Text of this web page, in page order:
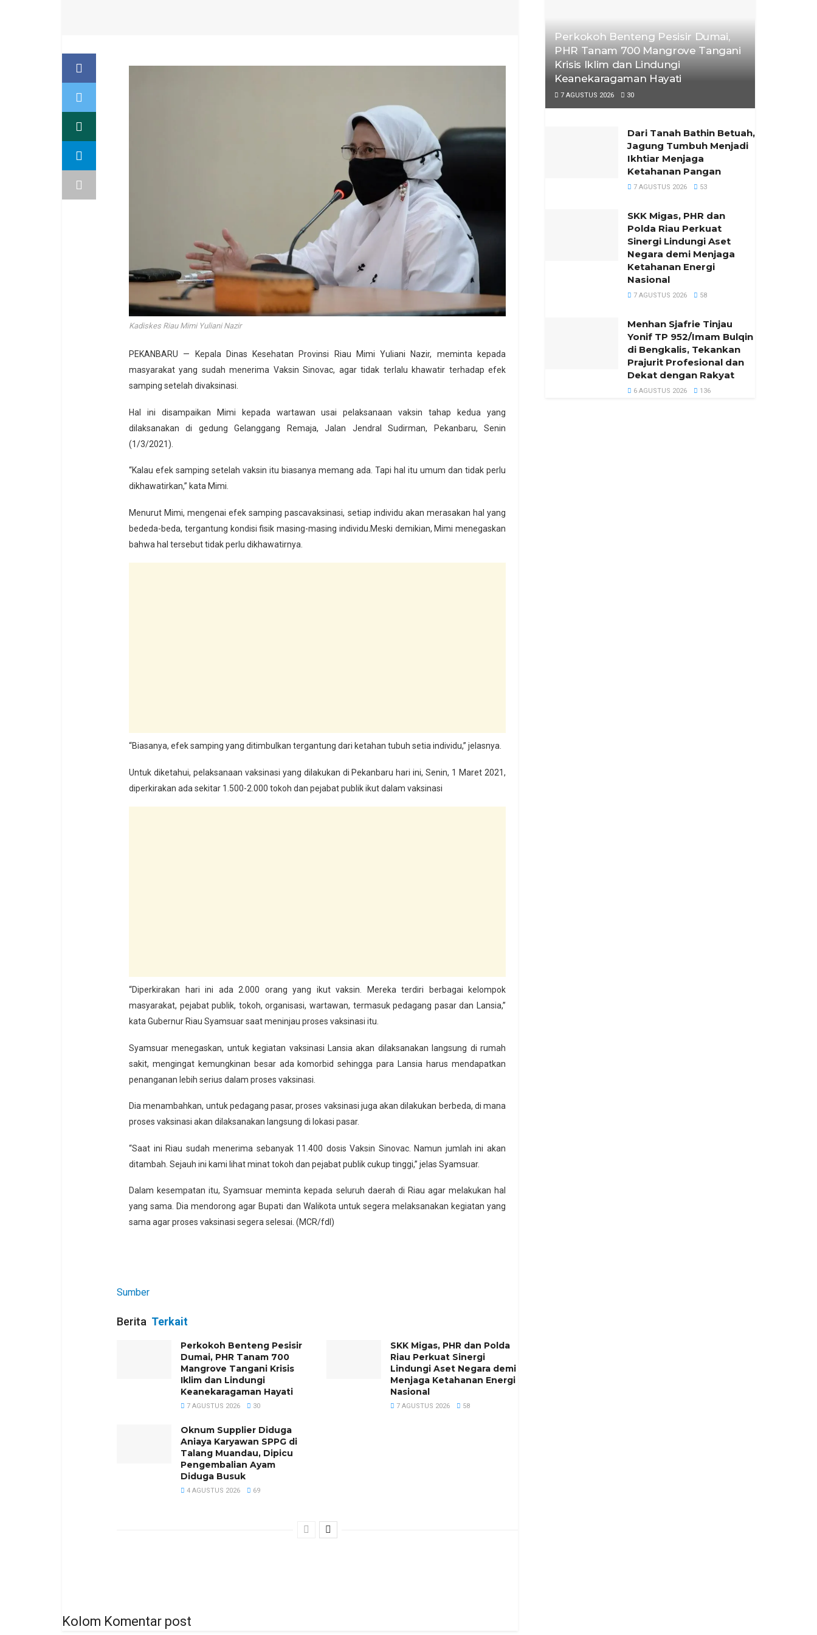
Kadiskes Riau Mimi Yuliani Nazir
PEKANBARU — Kepala Dinas Kesehatan Provinsi Riau Mimi Yuliani Nazir, meminta kepada
masyarakat yang sudah menerima Vaksin Sinovac, agar tidak terlalu khawatir terhadap efek
samping setelah divaksinasi.
Hal ini disampaikan Mimi kepada wartawan usai pelaksanaan vaksin tahap kedua yang
dilaksanakan di gedung Gelanggang Remaja, Jalan Jendral Sudirman, Pekanbaru, Senin
(1/3/2021).
“Kalau efek samping setelah vaksin itu biasanya memang ada. Tapi hal itu umum dan tidak perlu
dikhawatirkan,” kata Mimi.
Menurut Mimi, mengenai efek samping pascavaksinasi, setiap individu akan merasakan hal yang
bededa-beda, tergantung kondisi fisik masing-masing individu.Meski demikian, Mimi menegaskan
bahwa hal tersebut tidak perlu dikhawatirnya.
“Biasanya, efek samping yang ditimbulkan tergantung dari ketahan tubuh setia individu,” jelasnya.
Untuk diketahui, pelaksanaan vaksinasi yang dilakukan di Pekanbaru hari ini, Senin, 1 Maret 2021,
diperkirakan ada sekitar 1.500-2.000 tokoh dan pejabat publik ikut dalam vaksinasi
“Diperkirakan hari ini ada 2.000 orang yang ikut vaksin. Mereka terdiri berbagai kelompok
masyarakat, pejabat publik, tokoh, organisasi, wartawan, termasuk pedagang pasar dan Lansia,”
kata Gubernur Riau Syamsuar saat meninjau proses vaksinasi itu.
Syamsuar menegaskan, untuk kegiatan vaksinasi Lansia akan dilaksanakan langsung di rumah
sakit, mengingat kemungkinan besar ada komorbid sehingga para Lansia harus mendapatkan
penanganan lebih serius dalam proses vaksinasi.
Dia menambahkan, untuk pedagang pasar, proses vaksinasi juga akan dilakukan berbeda, di mana
proses vaksinasi akan dilaksanakan langsung di lokasi pasar.
“Saat ini Riau sudah menerima sebanyak 11.400 dosis Vaksin Sinovac. Namun jumlah ini akan
ditambah. Sejauh ini kami lihat minat tokoh dan pejabat publik cukup tinggi,” jelas Syamsuar.
Dalam kesempatan itu, Syamsuar meminta kepada seluruh daerah di Riau agar melakukan hal
yang sama. Dia mendorong agar Bupati dan Walikota untuk segera melaksanakan kegiatan yang
sama agar proses vaksinasi segera selesai. (MCR/fdl)
Sumber
Berita Terkait
Perkokoh Benteng Pesisir
Dumai, PHR Tanam 700
Mangrove Tangani Krisis
Iklim dan Lindungi
Keanekaragaman Hayati
7 AGUSTUS 2026 30
SKK Migas, PHR dan Polda
Riau Perkuat Sinergi
Lindungi Aset Negara demi
Menjaga Ketahanan Energi
Nasional
7 AGUSTUS 2026 58
Oknum Supplier Diduga
Aniaya Karyawan SPPG di
Talang Muandau, Dipicu
Pengembalian Ayam
Diduga Busuk
4 AGUSTUS 2026 69
Kolom Komentar post
Perkokoh Benteng Pesisir Dumai,
PHR Tanam 700 Mangrove Tangani
Krisis Iklim dan Lindungi
Keanekaragaman Hayati
7 AGUSTUS 2026 30
Dari Tanah Bathin Betuah,
Jagung Tumbuh Menjadi
Ikhtiar Menjaga
Ketahanan Pangan
7 AGUSTUS 2026 53
SKK Migas, PHR dan
Polda Riau Perkuat
Sinergi Lindungi Aset
Negara demi Menjaga
Ketahanan Energi
Nasional
7 AGUSTUS 2026 58
Menhan Sjafrie Tinjau
Yonif TP 952/Imam Bulqin
di Bengkalis, Tekankan
Prajurit Profesional dan
Dekat dengan Rakyat
6 AGUSTUS 2026 136